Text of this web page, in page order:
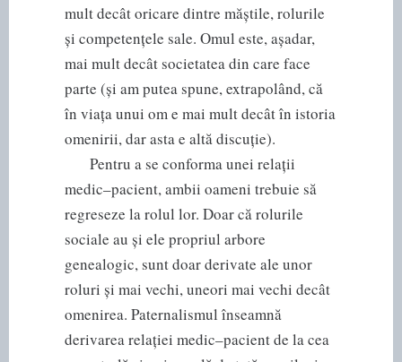
mult decât oricare dintre măștile, rolurile
și competențele sale. Omul este, așadar,
mai mult decât societatea din care face
parte (și am putea spune, extrapolând, că
în viața unui om e mai mult decât în istoria
omenirii, dar asta e altă discuție).
Pentru a se conforma unei relații
medic–pacient, ambii oameni trebuie să
regreseze la rolul lor. Doar că rolurile
sociale au și ele propriul arbore
genealogic, sunt doar derivate ale unor
roluri și mai vechi, uneori mai vechi decât
omenirea. Paternalismul înseamnă
derivarea relației medic–pacient de la cea